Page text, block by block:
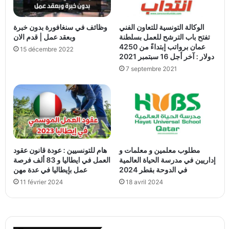
وظائف في سنغافورة بدون خبرة
وبعقد عمل | قدم الان
15 décembre 2022
الوكالة التونسية للتعاون الفني
تفتح باب الترشح للعمل بسلطنة
عمان برواتب إبتداءً من 4250
دولار : آخر أجل 16 سبتمبر 2021
7 septembre 2021
هام للتونسيين : عودة قانون عقود
العمل في ايطاليا و 83 ألف فرصة
عمل بإيطاليا في عدة مهن
11 février 2024
مطلوب معلمين و معلمات و
إداريين في مدرسة الحياة العالمية
في الدوحة بقطر 2024
18 avril 2024